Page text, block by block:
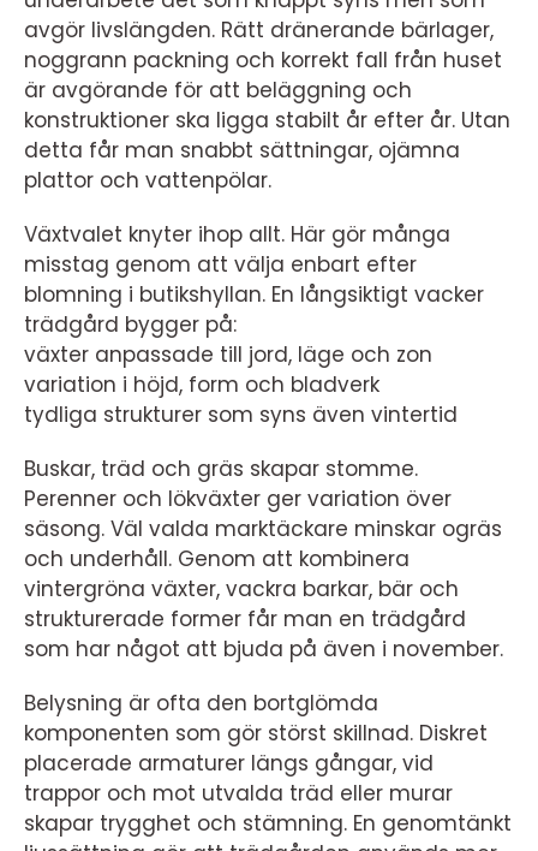
avgör livslängden. Rätt dränerande bärlager,
noggrann packning och korrekt fall från huset
är avgörande för att beläggning och
konstruktioner ska ligga stabilt år efter år. Utan
detta får man snabbt sättningar, ojämna
plattor och vattenpölar.
Växtvalet knyter ihop allt. Här gör många
misstag genom att välja enbart efter
blomning i butikshyllan. En långsiktigt vacker
trädgård bygger på:
växter anpassade till jord, läge och zon
variation i höjd, form och bladverk
tydliga strukturer som syns även vintertid
Buskar, träd och gräs skapar stomme.
Perenner och lökväxter ger variation över
säsong. Väl valda marktäckare minskar ogräs
och underhåll. Genom att kombinera
vintergröna växter, vackra barkar, bär och
strukturerade former får man en trädgård
som har något att bjuda på även i november.
Belysning är ofta den bortglömda
komponenten som gör störst skillnad. Diskret
placerade armaturer längs gångar, vid
trappor och mot utvalda träd eller murar
skapar trygghet och stämning. En genomtänkt